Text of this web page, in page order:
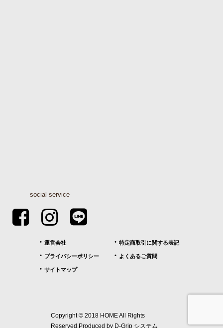
資料請求
social service
運営会社 特定商取引に関する表記
プライバシーポリシー よくあるご質問
サイトマップ
Copyright © 2018 HOME All Rights
Reserved.Produced by D-Grip システム